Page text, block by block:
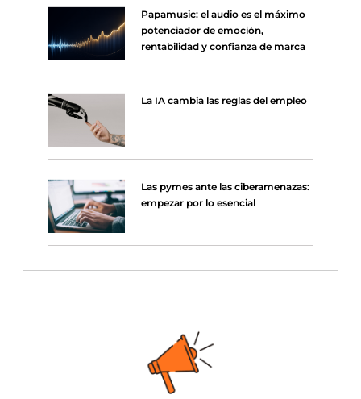
Papamusic: el audio es el máximo
potenciador de emoción,
rentabilidad y confianza de marca
La IA cambia las reglas del empleo
Las pymes ante las ciberamenazas:
empezar por lo esencial